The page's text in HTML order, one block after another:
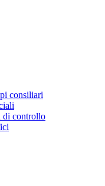
consiliari
di controllo